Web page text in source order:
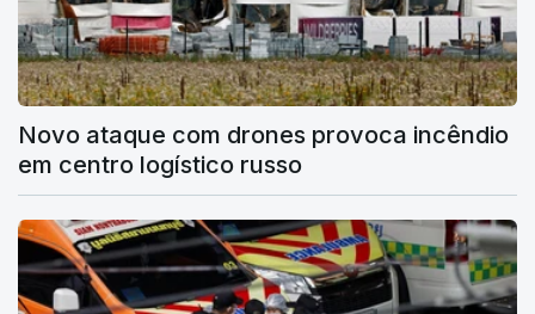
Novo ataque com drones provoca incêndio
em centro logístico russo